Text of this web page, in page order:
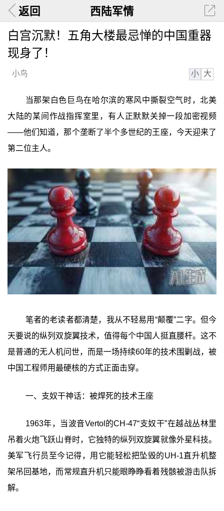
返回 西陆军情
白宫沉默！五角大楼最忌惮的中国重器
现身了！
小鸟 小 大
当那架白色巨鸟在哈尔滨的寒风中撕裂空气时，北美
大陆的某间作战指挥室里，有人正默默关掉一段加密视频
——他们知道，那个垄断了半个多世纪的王座，今天迎来了
第二位主人。
笔者的老读者都清楚，我从不轻易用“颠覆”二字。但今
天要说的纵列双旋翼技术，值得每个中国人挺直腰杆。这不
是普通的无人机问世，而是一场持续60年的技术围剿战，被
中国工程师用最硬核的方式正面击穿。
一、支奴干神话：被焊死的技术王座
1963年，当波音Vertol的CH-47“支奴干”在越战丛林里
吊着火炮飞跃山脊时，它独特的纵列双旋翼就像外星科技。
美军飞行员至今记得，用它能轻松把坠毁的UH-1直升机整
架吊回基地，而常规直升机只能眼睁睁看着残骸被游击队拆
解。